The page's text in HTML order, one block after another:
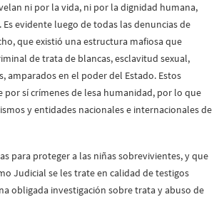
ni por la vida, ni por la dignidad humana,
evidente luego de todas las denuncias de
que existió una estructura mafiosa que
de trata de blancas, esclavitud sexual,
amparados en el poder del Estado. Estos
por sí crímenes de lesa humanidad, por lo que
y entidades nacionales e internacionales de
para proteger a las niñas sobrevivientes, y que
Judicial se les trate en calidad de testigos
obligada investigación sobre trata y abuso de